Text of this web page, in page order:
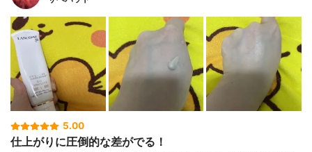
5.00
仕上がりに圧倒的な差がでる！